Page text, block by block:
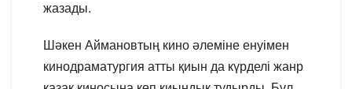
жазады.
Шәкен Аймановтың кино әлеміне енуімен
кинодраматургия атты қиын да күрделі жанр